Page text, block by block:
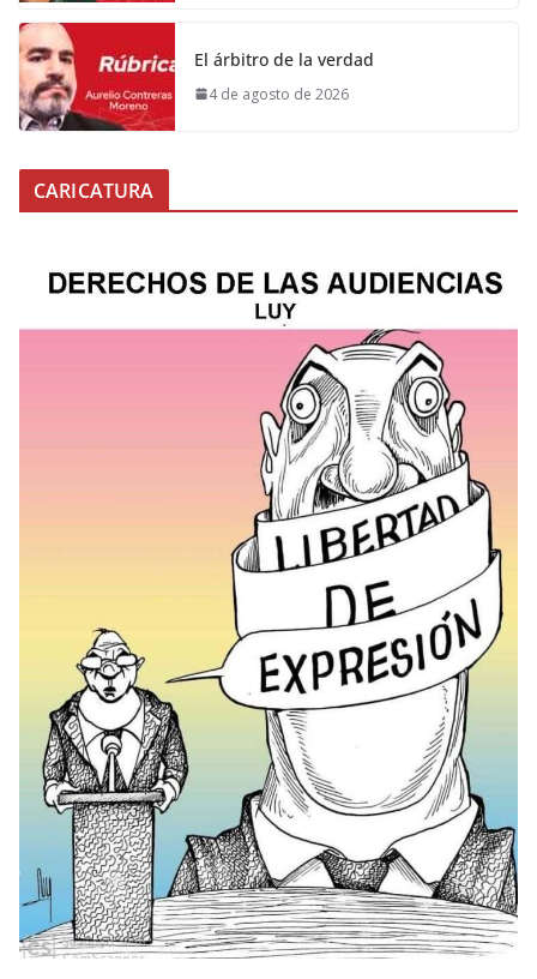
El árbitro de la verdad
4 de agosto de 2026
CARICATURA